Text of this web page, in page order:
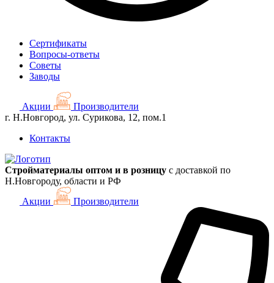
Сертификаты
Вопросы-ответы
Советы
Заводы
Акции
Производители
г. Н.Новгород, ул. Сурикова, 12, пом.1
Контакты
Стройматериалы оптом и в розницу с доставкой по
Н.Новгороду, области и РФ
Акции
Производители